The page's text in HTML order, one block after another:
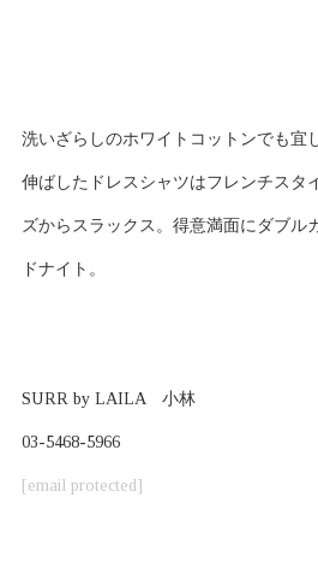
洗いざらしのホワイトコットンでも宜
伸ばしたドレスシャツはフレンチスタ
ズからスラックス。得意満面にダブル
ドナイト。
SURR by LAILA 小林
03-5468-5966
[email protected]